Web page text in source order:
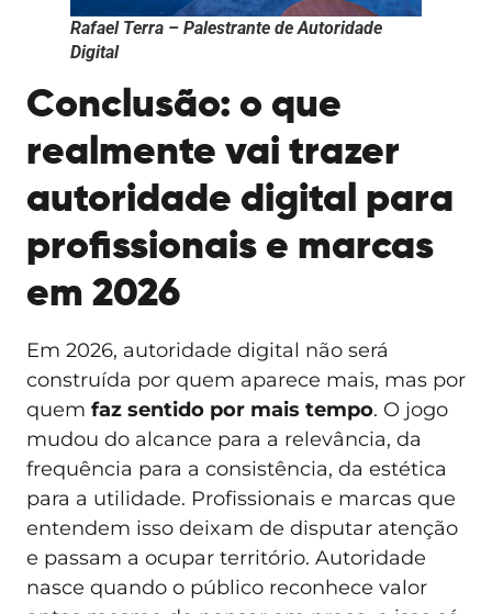
Rafael Terra – Palestrante de Autoridade
Digital
Conclusão: o que
realmente vai trazer
autoridade digital para
profissionais e marcas
em 2026
Em 2026, autoridade digital não será
construída por quem aparece mais, mas por
quem faz sentido por mais tempo. O jogo
mudou do alcance para a relevância, da
frequência para a consistência, da estética
para a utilidade. Profissionais e marcas que
entendem isso deixam de disputar atenção
e passam a ocupar território. Autoridade
nasce quando o público reconhece valor